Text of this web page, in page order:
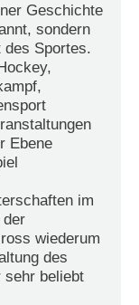
Geschichte
sondern
des Sportes.
Ebene
im
der
wiederum
des
sehr beliebt